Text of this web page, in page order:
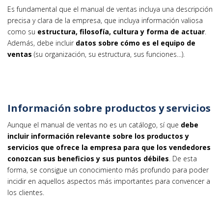
Es fundamental que el manual de ventas incluya una descripción
precisa y clara de la empresa, que incluya información valiosa
como su estructura, filosofía, cultura y forma de actuar.
Además, debe incluir datos sobre cómo es el equipo de
ventas (su organización, su estructura, sus funciones…).
Información sobre productos y servicios
Aunque el manual de ventas no es un catálogo, sí que debe
incluir información relevante sobre los productos y
servicios que ofrece la empresa para que los vendedores
conozcan sus beneficios y sus puntos débiles. De esta
forma, se consigue un conocimiento más profundo para poder
incidir en aquellos aspectos más importantes para convencer a
los clientes.